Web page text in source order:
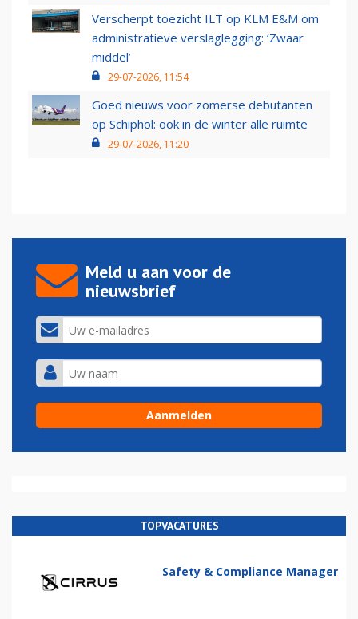
Verscherpt toezicht ILT op KLM E&M om
administratieve verslaglegging: ‘Zwaar
middel’
29-07-2026, 11:54
Goed nieuws voor zomerse debutanten
op Schiphol: ook in de winter alle ruimte
29-07-2026, 11:20
Meld u aan voor de
nieuwsbrief
TOPVACATURES
Safety & Compliance Manager